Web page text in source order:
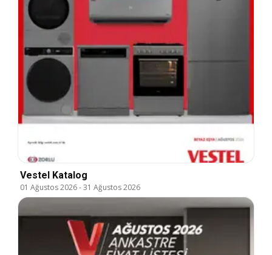
Vestel Katalog
01 Ağustos 2026-31 Ağustos 2026